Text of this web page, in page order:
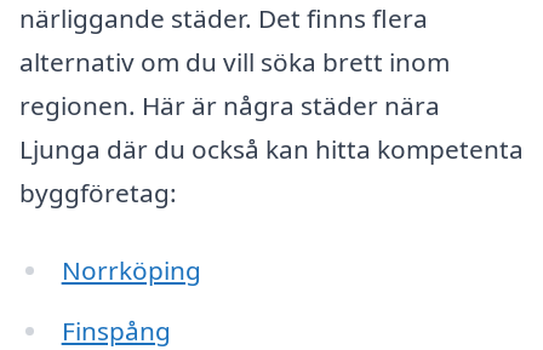
närliggande städer. Det finns flera
alternativ om du vill söka brett inom
regionen. Här är några städer nära
Ljunga där du också kan hitta kompetenta
byggföretag:
Norrköping
Finspång